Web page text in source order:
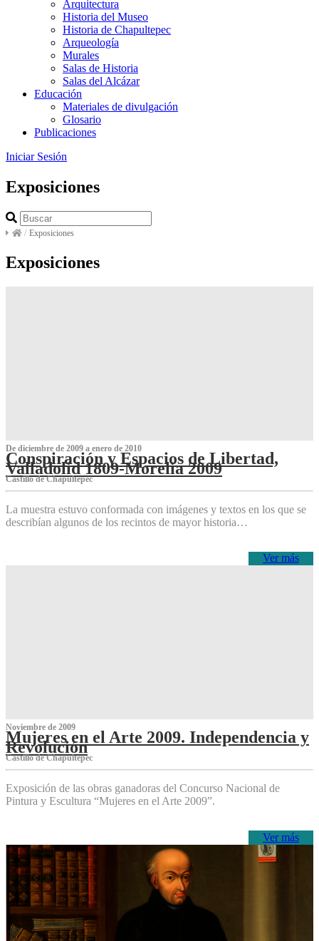
Arquitectura
Historia del Museo
Historia de Chapultepec
Arqueología
Murales
Salas de Historia
Salas del Alcázar
Educación
Materiales de divulgación
Glosario
Publicaciones
Iniciar Sesión
Exposiciones
/ Exposiciones
Exposiciones
De diciembre de 2009 a enero de 2010
Conspiración y Espacios de Libertad,
Valladolid 1809-Morelia 2009
Castillo de Chapultepec
La muestra estuvo conformada con imágenes y textos en los que se
describían algunos de los recintos de mayor historia…
Ver más
Noviembre de 2009
Mujeres en el Arte 2009. Independencia y
Revolución
Castillo de Chapultepec
Exposición de las obras ganadoras del Concurso Nacional de
Pintura y Escultura “Mujeres en el Arte 2009”.
Ver más